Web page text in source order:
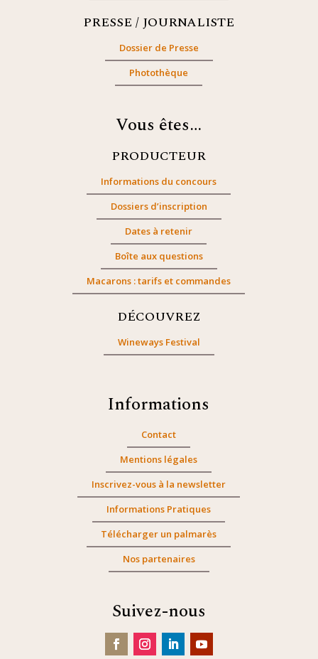
PRESSE / JOURNALISTE
Dossier de Presse
Photothèque
Vous êtes…
PRODUCTEUR
Informations du concours
Dossiers d’inscription
Dates à retenir
Boîte aux questions
Macarons : tarifs et commandes
DÉCOUVREZ
Wineways Festival
Informations
Contact
Mentions légales
Inscrivez-vous à la newsletter
Informations Pratiques
Télécharger un palmarès
Nos partenaires
Suivez-nous